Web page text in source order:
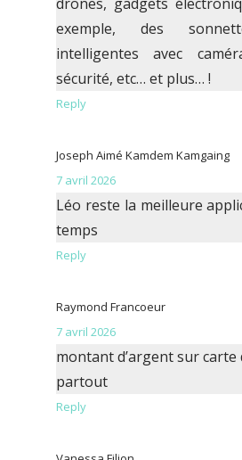
exemple, des
intelligentes avec
sécurité, etc… et plus… !
Reply
Joseph Aimé Kamdem Kamgaing
7 avril 2026
Léo reste la meilleure
temps
Reply
Raymond Francoeur
7 avril 2026
montant d’argent sur
partout
Reply